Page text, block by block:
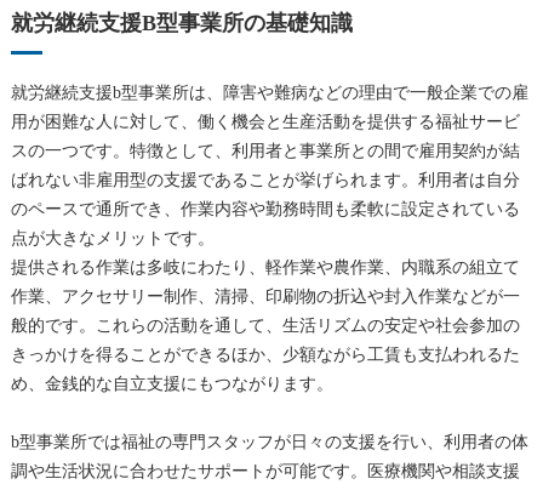
就労継続支援B型事業所の基礎知識
就労継続支援b型事業所は、障害や難病などの理由で一般企業での雇
用が困難な人に対して、働く機会と生産活動を提供する福祉サービ
スの一つです。特徴として、利用者と事業所との間で雇用契約が結
ばれない非雇用型の支援であることが挙げられます。利用者は自分
のペースで通所でき、作業内容や勤務時間も柔軟に設定されている
点が大きなメリットです。
提供される作業は多岐にわたり、軽作業や農作業、内職系の組立て
作業、アクセサリー制作、清掃、印刷物の折込や封入作業などが一
般的です。これらの活動を通して、生活リズムの安定や社会参加の
きっかけを得ることができるほか、少額ながら工賃も支払われるた
め、金銭的な自立支援にもつながります。
b型事業所では福祉の専門スタッフが日々の支援を行い、利用者の体
調や生活状況に合わせたサポートが可能です。医療機関や相談支援